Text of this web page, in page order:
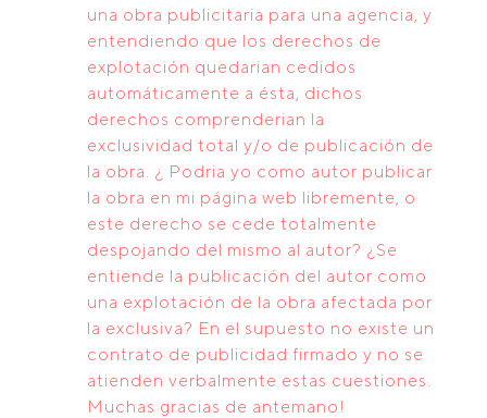
una obra publicitaria para una agencia, y
entendiendo que los derechos de
explotación quedarian cedidos
automáticamente a ésta, dichos
derechos comprenderian la
exclusividad total y/o de publicación de
la obra. ¿ Podria yo como autor publicar
la obra en mi página web libremente, o
este derecho se cede totalmente
despojando del mismo al autor? ¿Se
entiende la publicación del autor como
una explotación de la obra afectada por
la exclusiva? En el supuesto no existe un
contrato de publicidad firmado y no se
atienden verbalmente estas cuestiones.
Muchas gracias de antemano!